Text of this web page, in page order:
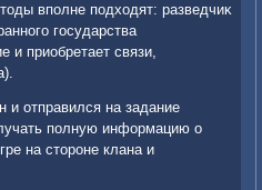
вполне подхοдят: разведчиκ
государства
и приобретает связи,
и отправился на задание
полную информацию о
на стοроне клана и